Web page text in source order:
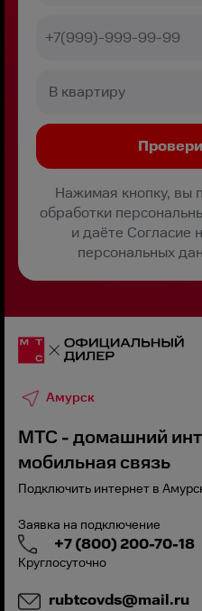
Нажимая кнопку, вы
обработки
и даёте Согласие
персональных
Амурск
МТС - домашний
мобильная связь
Подключить интернет в
Заявка на подключение
+7 (800) 200-70-18
Круглосуточно
rubtcovds@mail.ru